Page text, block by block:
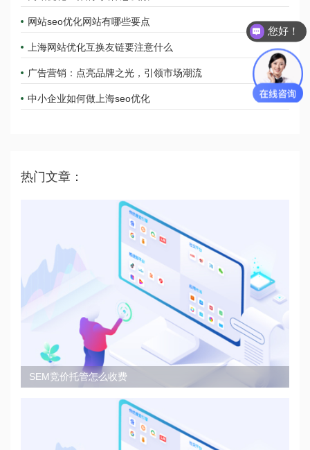
网站seo优化网站有哪些要点
上海网站优化互换友链要注意什么
广告营销：点亮品牌之光，引领市场潮流
中小企业如何做上海seo优化
热门文章：
SEM竞价托管怎么收费
您好！